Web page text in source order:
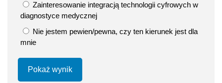
Zainteresowanie integracją technologii cyfrowych w
diagnostyce medycznej
Nie jestem pewien/pewna, czy ten kierunek jest dla
mnie
Pokaż wynik